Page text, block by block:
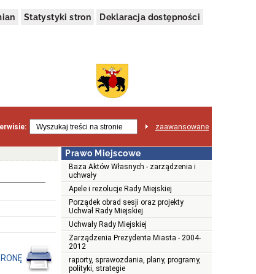
Statystyki stron Deklaracja dostępności
zaawansowane
Prawo Miejscowe
Baza Aktów Własnych - zarządzenia i
uchwały
Apele i rezolucje Rady Miejskiej
Porządek obrad sesji oraz projekty
Uchwał Rady Miejskiej
Uchwały Rady Miejskiej
Zarządzenia Prezydenta Miasta - 2004-
2012
raporty, sprawozdania, plany, programy,
polityki, strategie